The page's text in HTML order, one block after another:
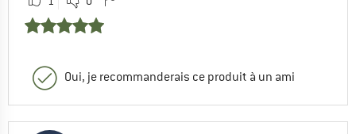
Oui, je recommanderais ce produit à un ami